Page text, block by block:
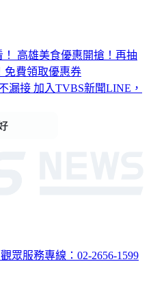
高雄美食優惠開搶！再抽
免費領取優惠券
漏接 加入TVBS新聞LINE，
觀眾服務專線：02-2656-1599